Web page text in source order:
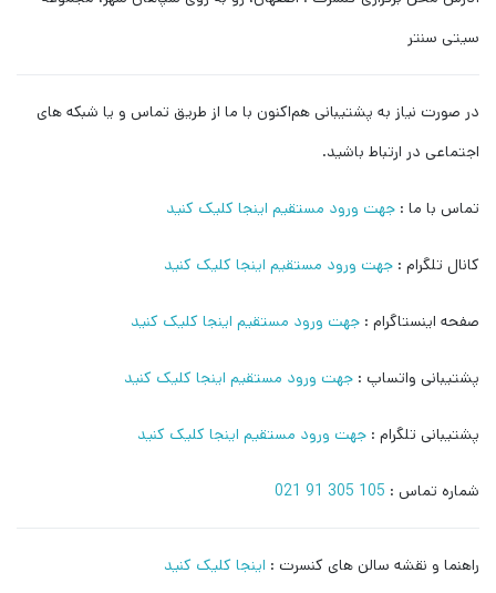
سیتی سنتر
در صورت نیاز به پشتیبانی هم‌اکنون با ما از طریق تماس و یا شبکه های
اجتماعی در ارتباط باشید.
تماس با ما : جهت ورود مستقیم اینجا کلیک کنید
کانال تلگرام : جهت ورود مستقیم اینجا کلیک کنید
صفحه اینستاگرام : جهت ورود مستقیم اینجا کلیک کنید
پشتیبانی واتساپ : جهت ورود مستقیم اینجا کلیک کنید
پشتیبانی تلگرام : جهت ورود مستقیم اینجا کلیک کنید
شماره تماس : 105 305 91 021
راهنما و نقشه سالن های کنسرت : اینجا کلیک کنید